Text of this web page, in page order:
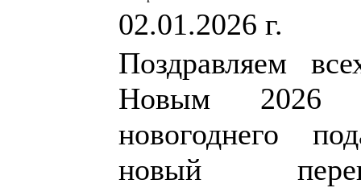
02.01.2026 г.
Поздравляем
Новым 2026
новогоднего
новый